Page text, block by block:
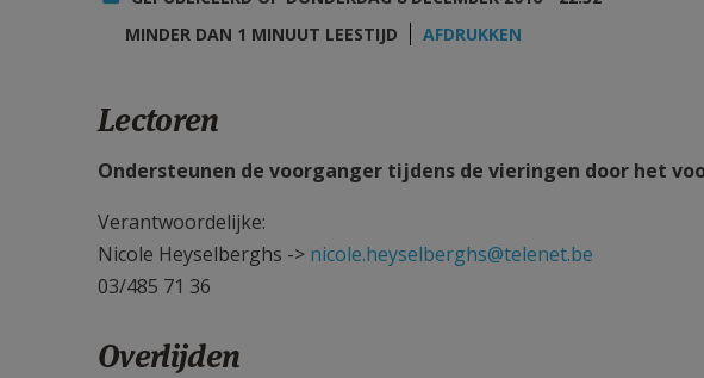
MINDER DAN 1 MINUUT LEESTIJD
AFDRUKKEN
Lectoren
Ondersteunen de voorganger tijdens de vieringen door het
Verantwoordelijke:
Nicole Heyselberghs -> nicole.heyselberghs@telenet.be
03/485 71 36
Overlijden